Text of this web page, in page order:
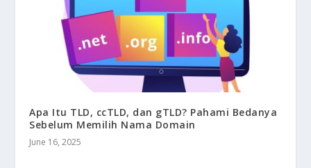
Apa Itu TLD, ccTLD, dan gTLD? Pahami Bedanya
Sebelum Memilih Nama Domain
June 16, 2025